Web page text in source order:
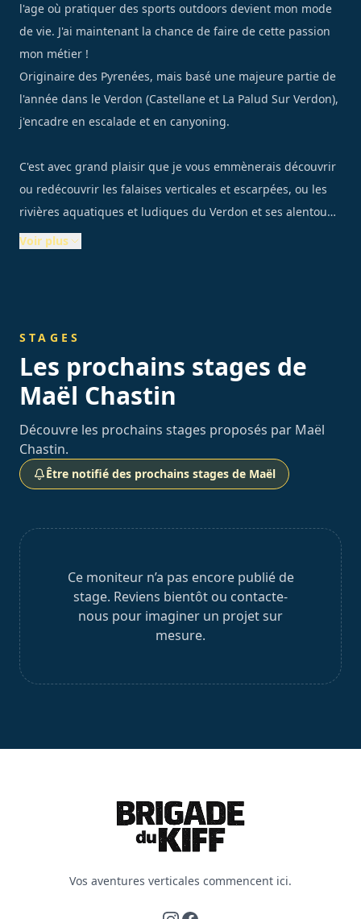
l'age où pratiquer des sports outdoors devient mon mode
de vie. J'ai maintenant la chance de faire de cette passion
mon métier !
Originaire des Pyrenées, mais basé une majeure partie de
l'année dans le Verdon (Castellane et La Palud Sur Verdon),
j'encadre en escalade et en canyoning.
C'est avec grand plaisir que je vous emmènerais découvrir
ou redécouvrir les falaises verticales et escarpées, ou les
rivières aquatiques et ludiques du Verdon et ses alentou…
Voir plus
STAGES
Les prochains stages de
Maël Chastin
Découvre les prochains stages proposés par Maël
Chastin.
Être notifié des prochains stages de Maël
Ce moniteur n’a pas encore publié de
stage. Reviens bientôt ou contacte-
nous pour imaginer un projet sur
mesure.
Vos aventures verticales commencent ici.